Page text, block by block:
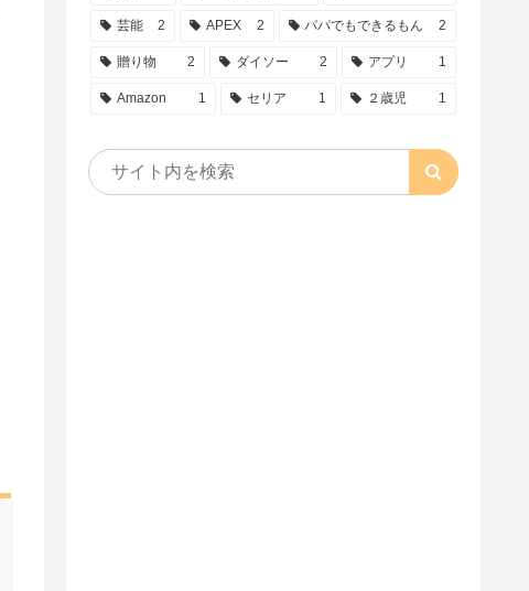
芸能 2 APEX 2 パパでもできるもん 2
贈り物 2 ダイソー 2 アプリ 1
Amazon 1 セリア 1 ２歳児 1